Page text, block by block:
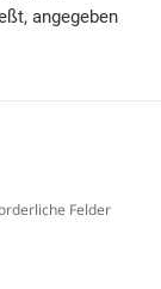
angegeben
Felder